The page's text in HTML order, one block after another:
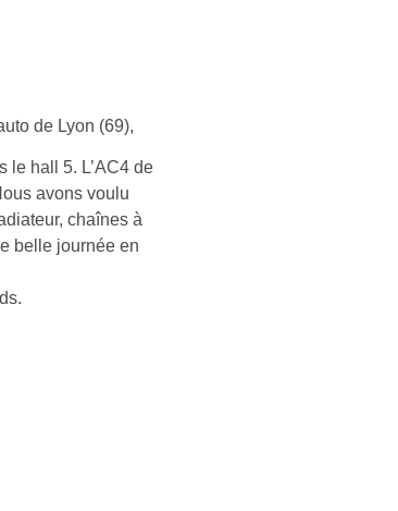
de Lyon (69),
le hall 5. L’AC4 de
avons voulu
chaînes à
belle journée en